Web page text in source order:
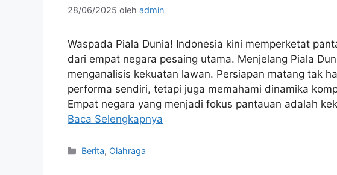
28/06/2025 oleh admin
Waspada Piala Dunia! Indonesia kini memperketat
dari empat negara pesaing utama. Menjelang Piala
menganalisis kekuatan lawan. Persiapan matang tak
performa sendiri, tetapi juga memahami dinamika
Empat negara yang menjadi fokus pantauan adalah
Baca Selengkapnya
Kategori
Berita, Olahraga